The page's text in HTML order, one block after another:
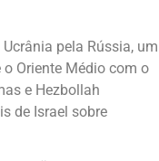
pela Rússia, um
Oriente Médio com o
e Hezbollah
de Israel sobre